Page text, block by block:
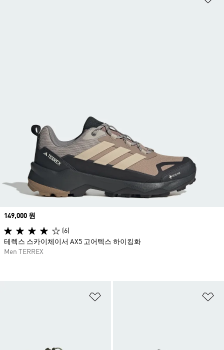
Price
149,000 원
(6)
테렉스 스카이체이서 AX5 고어텍스 하이킹화
Men TERREX